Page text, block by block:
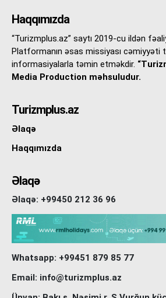
Haqqımızda
“Turizmplus.az” saytı 2019-cu ildən
Platformanın əsas missiyası cəmiyyəti
informasiyalarla təmin etməkdir.
Media Production məhsuludur.
Turizmplus.az
Əlaqə
Haqqımızda
Əlaqə
Əlaqə: +99450 212 36 96
Whatsapp: +99451 879 85 77
Email: info@turizmplus.az